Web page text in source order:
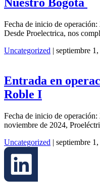
Fecha de inicio de operación:
Desde Proelectrica, nos
Uncategorized | septiembre
Entrada en
Roble I
Fecha de inicio de
noviembre de 2024,
Uncategorized | septiembre